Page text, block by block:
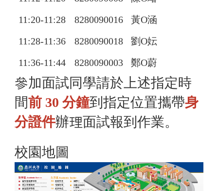
11:20-11:28
8280090016
黃O涵
11:28-11:36
8280090018
劉O妘
11:36-11:44
8280090003 鄭O蔚
參加面試同學請於上述指定時
間前 30 分鐘到指定位置攜帶身
分證件辦理面試報到作業。
校園地圖